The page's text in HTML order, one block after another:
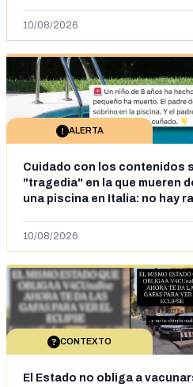
10/08/2026
ALERTA
Cuidado con los contenidos
"tragedia" en la que mueren
una piscina en Italia: no hay
10/08/2026
CONTEXTO
El Estado no obliga a